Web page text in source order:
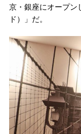
京・銀座にオープン
ド）」だ。